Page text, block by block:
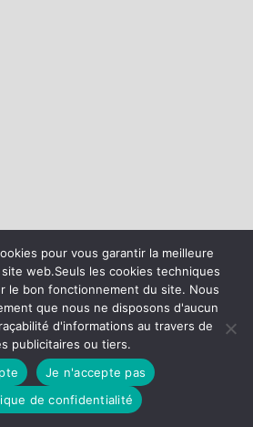
pour vous garantir la meilleure
web.Seuls les cookies techniques
le bon fonctionnement du site. Nous
que nous ne disposons d'aucun
d'informations au travers de
publicitaires ou tiers.
Je n'accepte pas
de confidentialité